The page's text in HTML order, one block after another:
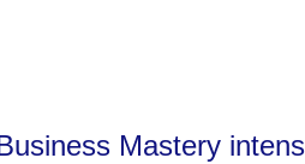
Mastery